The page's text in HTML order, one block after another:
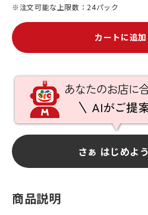
※注文可能な上限数：24パック
カートに追加
さぁ はじめよ
商品説明